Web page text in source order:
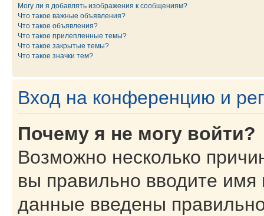
Могу ли я добавлять изображения к сообщениям?
Что такое важные объявления?
Что такое объявления?
Что такое прилепленные темы?
Что такое закрытые темы?
Что такое значки тем?
Вход на конференцию и
Почему я не могу войти?
Возможно несколько
вы правильно вводите имя
данные введены